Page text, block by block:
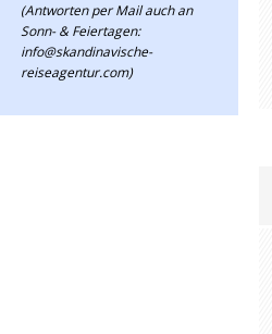
(Antworten per Mail auch an
Sonn- & Feiertagen:
info@skandinavische-
reiseagentur.com)